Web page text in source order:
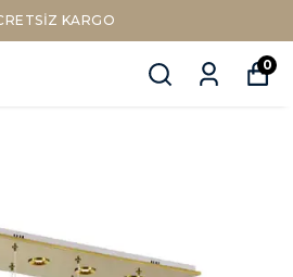
Nakit Ödemede Ek %10
0